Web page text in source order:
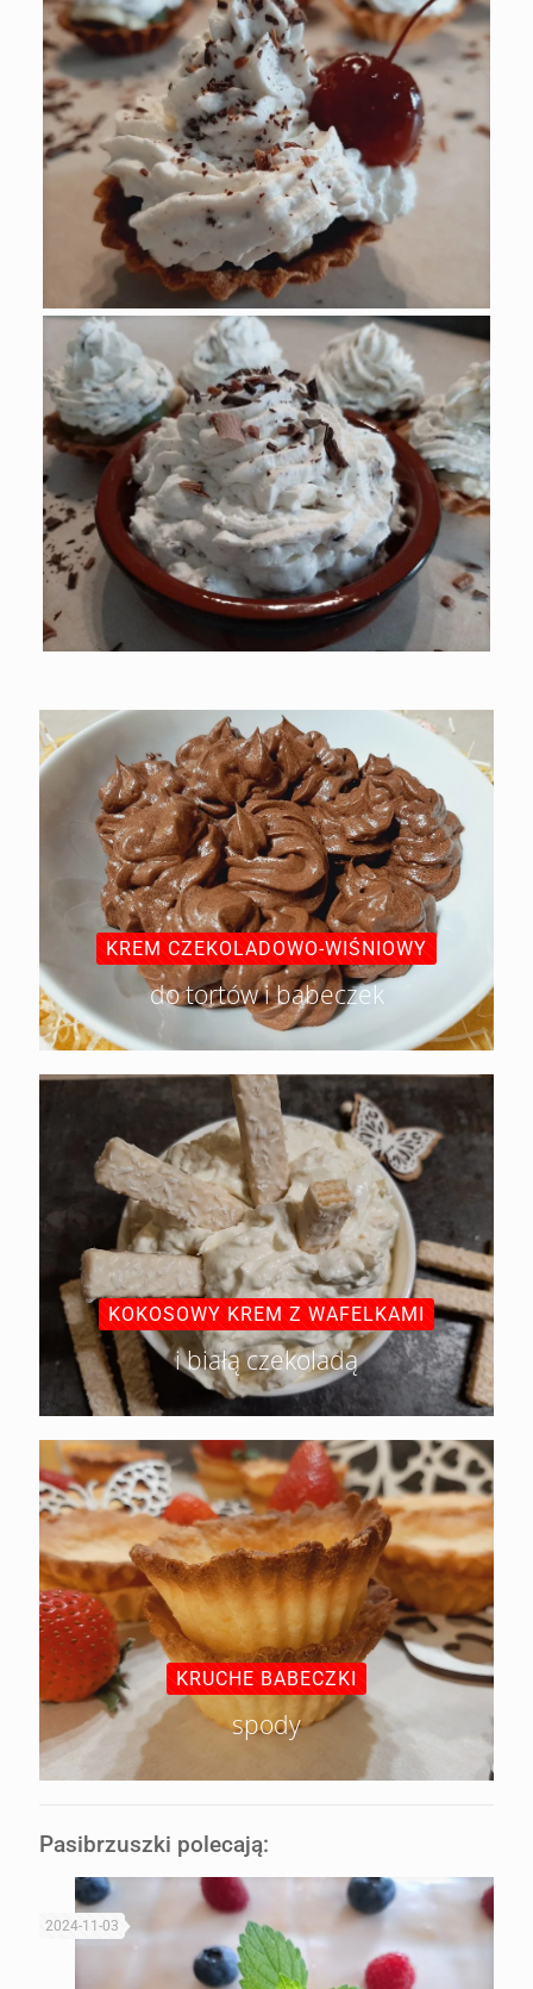
KREM CZEKOLADOWO-WIŚNIOWY
do tortów i babeczek
KOKOSOWY KREM Z WAFELKAMI
i białą czekoladą
KRUCHE BABECZKI
spody
Pasibrzuszki polecają:
2024-11-03